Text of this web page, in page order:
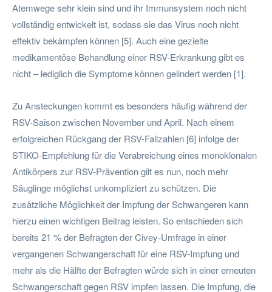
Atemwege sehr klein sind und ihr Immunsystem noch nicht
vollständig entwickelt ist, sodass sie das Virus noch nicht
effektiv bekämpfen können [5]. Auch eine gezielte
medikamentöse Behandlung einer RSV-Erkrankung gibt es
nicht – lediglich die Symptome können gelindert werden [1].
Zu Ansteckungen kommt es besonders häufig während der
RSV-Saison zwischen November und April. Nach einem
erfolgreichen Rückgang der RSV-Fallzahlen [6] infolge der
STIKO-Empfehlung für die Verabreichung eines monoklonalen
Antikörpers zur RSV-Prävention gilt es nun, noch mehr
Säuglinge möglichst unkompliziert zu schützen. Die
zusätzliche Möglichkeit der Impfung der Schwangeren kann
hierzu einen wichtigen Beitrag leisten. So entschieden sich
bereits 21 % der Befragten der Civey-Umfrage in einer
vergangenen Schwangerschaft für eine RSV-Impfung und
mehr als die Hälfte der Befragten würde sich in einer erneuten
Schwangerschaft gegen RSV impfen lassen. Die Impfung, die